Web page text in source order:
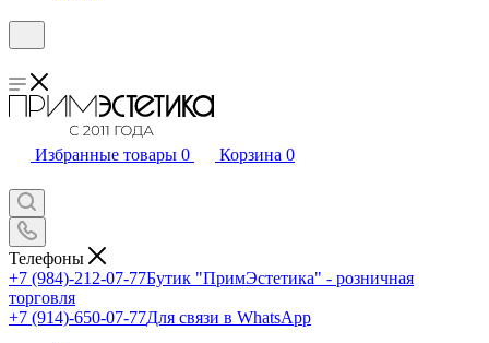
Избранные товары 0 Корзина 0
Телефоны
+7 (984)-212-07-77Бутик "ПримЭстетика" - розничная
торговля
+7 (914)-650-07-77Для связи в WhatsApp